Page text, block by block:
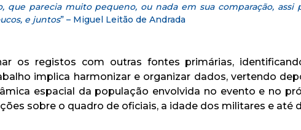
que parecia muito pequeno, ou nada em sua comparação, assi
e juntos” – Miguel Leitão de Andrada
os registos com outras fontes primárias,
implica harmonizar e organizar dados, vertendo
espacial da população envolvida no evento e no
sobre o quadro de oficiais, a idade dos militares e até